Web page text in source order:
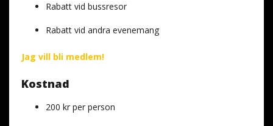
Rabatt vid bussresor
Rabatt vid andra evenemang
Jag vill bli medlem!
Kostnad
200 kr per person